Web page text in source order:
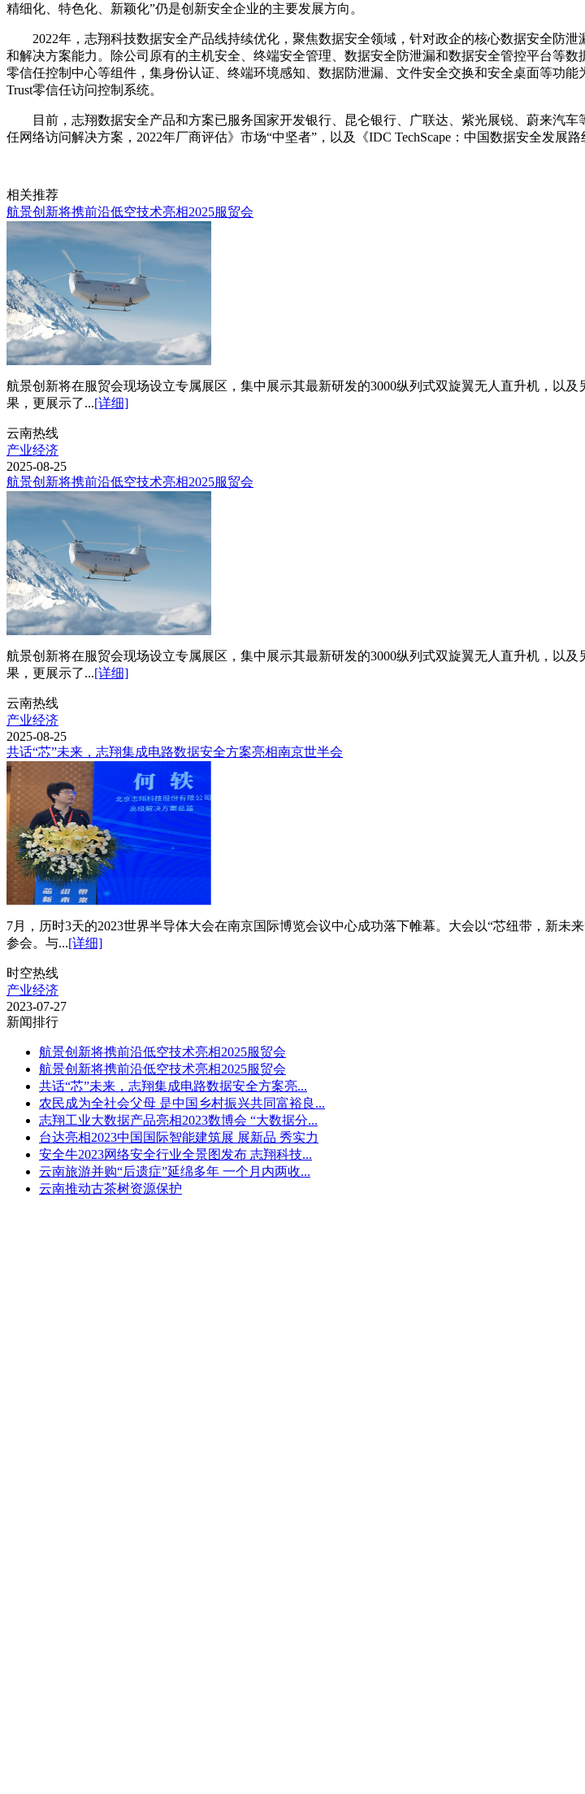
精细化、特色化、新颖化”仍是创新安全企业的主要发展方向。
2022年，志翔科技数据安全产品线持续优化，聚焦数据安全领域，针对政企的核心数据安全防
和解决方案能力。除公司原有的主机安全、终端安全管理、数据安全防泄漏和数据安全管控平台等
零信任控制中心等组件，集身份认证、终端环境感知、数据防泄漏、文件安全交换和安全桌面等
Trust零信任访问控制系统。
目前，志翔数据安全产品和方案已服务国家开发银行、昆仑银行、广联达、紫光展锐、蔚来汽
任网络访问解决方案，2022年厂商评估》市场“中坚者”，以及《IDC TechScape：中国数据安全发展
相关推荐
航景创新将携前沿低空技术亮相2025服贸会
航景创新将在服贸会现场设立专属展区，集中展示其最新研发的3000纵列式双旋翼无人直升机，以
果，更展示了...[详细]
云南热线
产业经济
2025-08-25
航景创新将携前沿低空技术亮相2025服贸会
航景创新将在服贸会现场设立专属展区，集中展示其最新研发的3000纵列式双旋翼无人直升机，以
果，更展示了...[详细]
云南热线
产业经济
2025-08-25
共话“芯”未来，志翔集成电路数据安全方案亮相南京世半会
7月，历时3天的2023世界半导体大会在南京国际博览会议中心成功落下帷幕。大会以“芯纽带，新
参会。与...[详细]
时空热线
产业经济
2023-07-27
新闻排行
航景创新将携前沿低空技术亮相2025服贸会
航景创新将携前沿低空技术亮相2025服贸会
共话“芯”未来，志翔集成电路数据安全方案亮...
农民成为全社会父母 是中国乡村振兴共同富裕良...
志翔工业大数据产品亮相2023数博会 “大数据分...
台达亮相2023中国国际智能建筑展 展新品 秀实力
安全牛2023网络安全行业全景图发布 志翔科技...
云南旅游并购“后遗症”延绵多年 一个月内两收...
云南推动古茶树资源保护